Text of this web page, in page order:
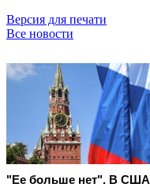
Версия для печати
Все новости
"Ее больше нет". В США